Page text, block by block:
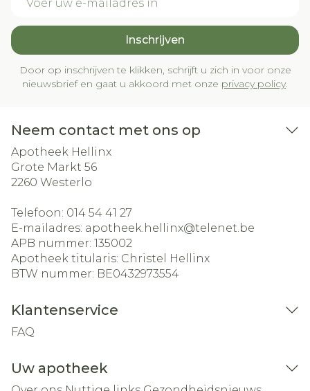
Inschrijven
Door op inschrijven te klikken, schrijft u zich in voor onze
nieuwsbrief en gaat u akkoord met onze privacy policy.
Neem contact met ons op
Apotheek Hellinx
Grote Markt 56
2260 Westerlo
Telefoon: 014 54 41 27
E-mailadres: apotheek.hellinx@telenet.be
APB nummer: 135002
Apotheek titularis: Christel Hellinx
BTW nummer: BE0432973554
Klantenservice
FAQ
Uw apotheek